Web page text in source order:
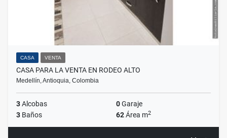
CASA VENTA
CASA PARA LA VENTA EN RODEO ALTO
Medellín, Antioquia, Colombia
3Alcobas 0Garaje
3 Baños 62Área m2